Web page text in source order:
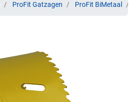
ProFit Gatzagen ProFit BiMetaal